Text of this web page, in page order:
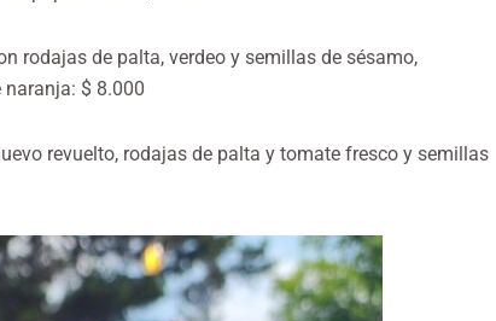
rodajas de palta, verdeo y semillas de sésamo,
$ 8.000
revuelto, rodajas de palta y tomate fresco y semillas